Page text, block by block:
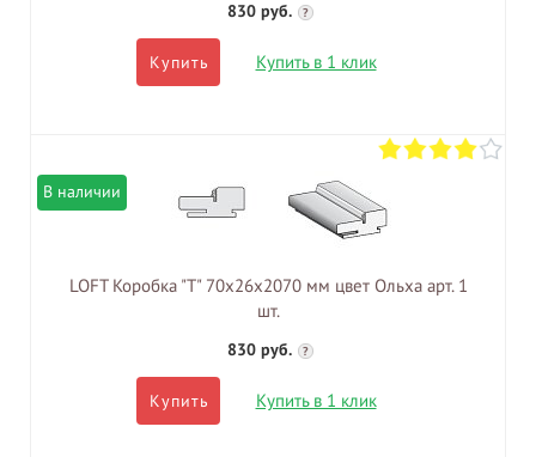
830 руб. ?
Купить Купить в 1 клик
В наличии
LOFT Коробка "Т" 70х26х2070 мм цвет Ольха арт. 1
шт.
830 руб. ?
Купить Купить в 1 клик